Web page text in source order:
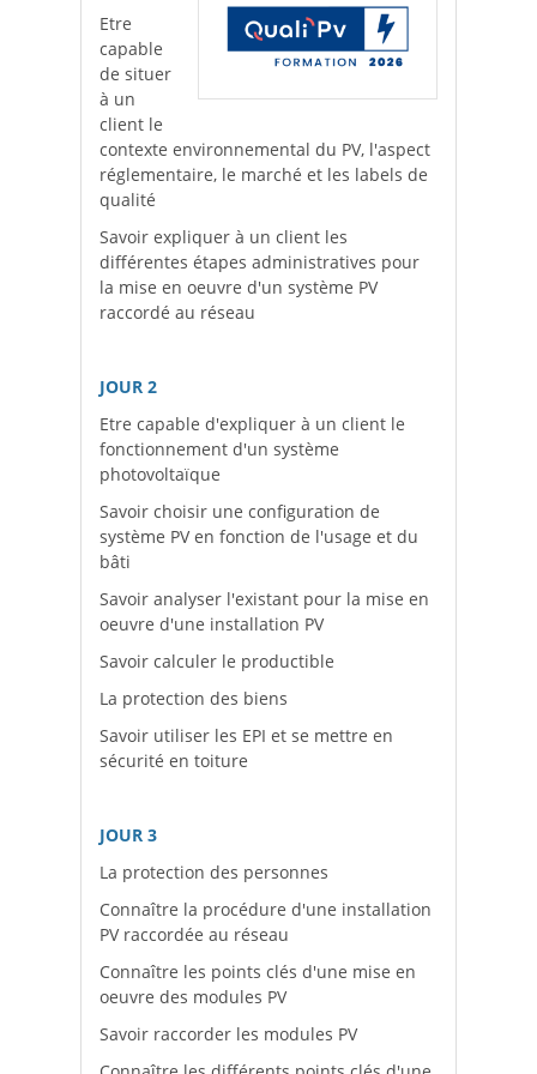
Etre
capable
de situer
à un
client le
contexte environnemental du PV, l'aspect
réglementaire, le marché et les labels de
qualité
Savoir expliquer à un client les
différentes étapes administratives pour
la mise en oeuvre d'un système PV
raccordé au réseau
JOUR 2
Etre capable d'expliquer à un client le
fonctionnement d'un système
photovoltaïque
Savoir choisir une configuration de
système PV en fonction de l'usage et du
bâti
Savoir analyser l'existant pour la mise en
oeuvre d'une installation PV
Savoir calculer le productible
La protection des biens
Savoir utiliser les EPI et se mettre en
sécurité en toiture
JOUR 3
La protection des personnes
Connaître la procédure d'une installation
PV raccordée au réseau
Connaître les points clés d'une mise en
oeuvre des modules PV
Savoir raccorder les modules PV